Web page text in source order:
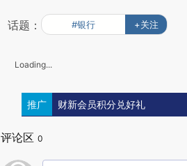
话题： #银行 +关注
Loading...
推广 财新会员积分兑好礼
评论区 0